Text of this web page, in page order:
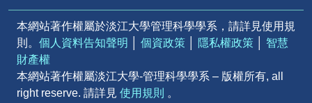
本網站著作權屬於淡江大學管理科學學系，請詳見使用規
則。 個人資料告知聲明 個資政策 隱私權政策
智慧
財產權
本網站著作權屬淡江大學-管理科學學系 – 版權所有, all
right reserve. 請詳見 使用規則 。